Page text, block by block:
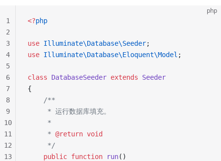
php
<?php
use Illuminate\Database\Seeder;
use Illuminate\Database\Eloquent\Model ;
class DatabaseSeeder extends Seeder
{
    /**
     * 运行数据库填充。
     *
     *
@return void
     */
    public
function run()
1
2
3
4
5
6
7
8
9
10
11
12
13